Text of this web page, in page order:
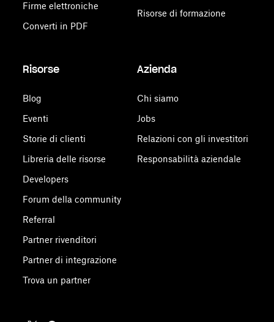
Firme elettroniche
Converti in PDF
Risorse di formazione
Risorse
Blog
Eventi
Storie di clienti
Libreria delle risorse
Developers
Forum della community
Referral
Partner rivenditori
Partner di integrazione
Trova un partner
Azienda
Chi siamo
Jobs
Relazioni con gli investitori
Responsabilità aziendale